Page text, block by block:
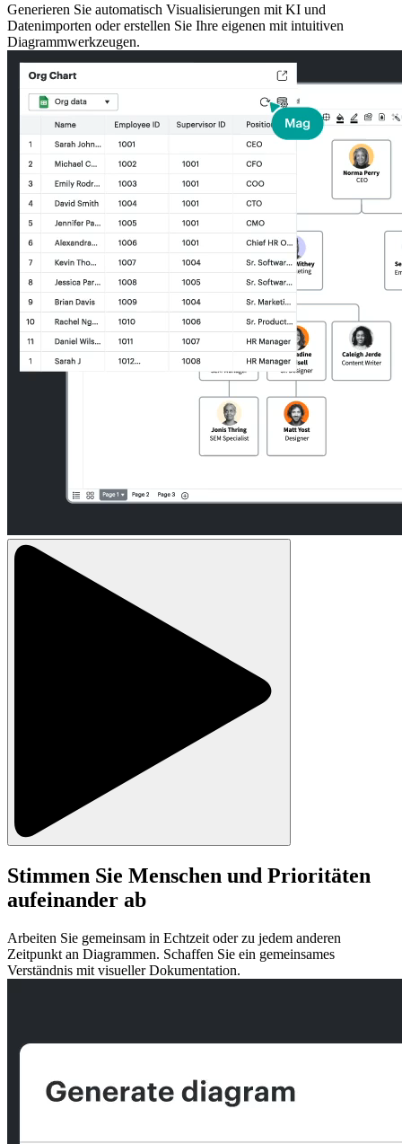
Generieren Sie automatisch Visualisierungen mit KI und
Datenimporten oder erstellen Sie Ihre eigenen mit intuitiven
Diagrammwerkzeugen.
Stimmen Sie Menschen und Prioritäten
aufeinander ab
Arbeiten Sie gemeinsam in Echtzeit oder zu jedem anderen
Zeitpunkt an Diagrammen. Schaffen Sie ein gemeinsames
Verständnis mit visueller Dokumentation.